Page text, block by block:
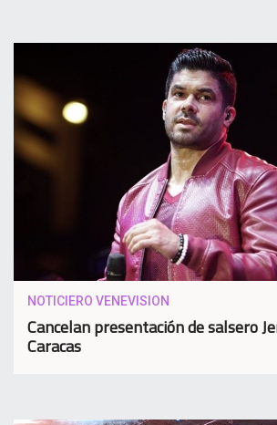
NOTICIERO VENEVISION
Cancelan presentación de salsero
Caracas